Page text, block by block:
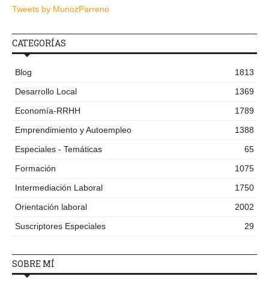
Tweets by MunozParreno
CATEGORÍAS
Blog
1813
Desarrollo Local
1369
Economía-RRHH
1789
Emprendimiento y Autoempleo
1388
Especiales - Temáticas
65
Formación
1075
Intermediación Laboral
1750
Orientación laboral
2002
Suscriptores Especiales
29
SOBRE MÍ